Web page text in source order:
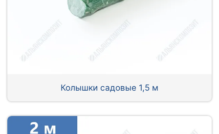
Колышки садовые 1,5 м